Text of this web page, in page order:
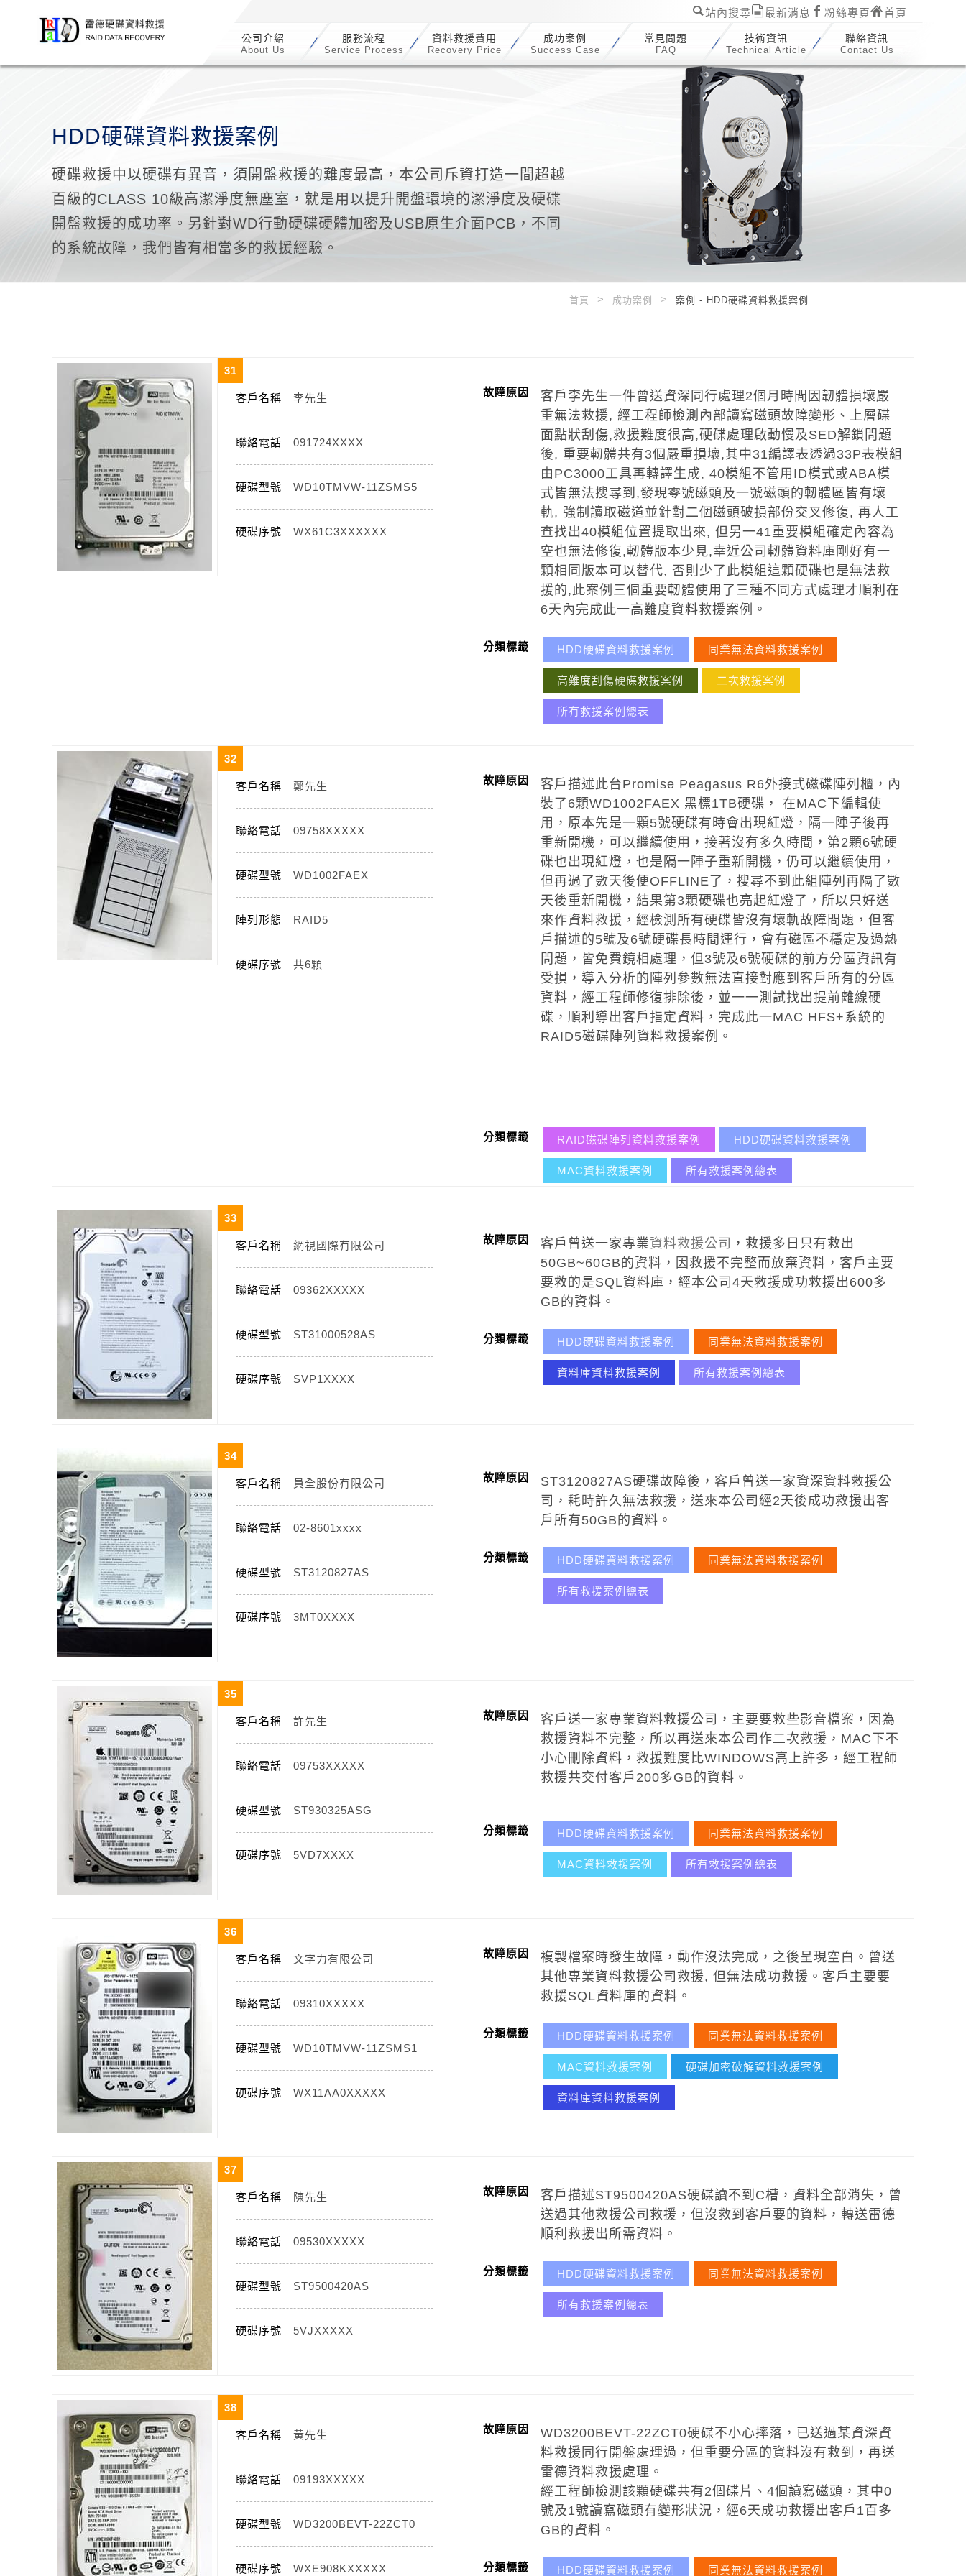
站內搜尋 最新消息 粉絲專頁 首頁
公司介紹
About Us
服務流程
Service Process
資料救援費用
Recovery Price
成功案例
Success Case
常見問題
FAQ
技術資訊
Technical Article
聯絡資訊
Contact Us
HDD硬碟資料救援案例
硬碟救援中以硬碟有異音，須開盤救援的難度最高，本公司斥資打造一間超越
百級的CLASS 10級高潔淨度無塵室，就是用以提升開盤環境的潔淨度及硬碟
開盤救援的成功率。另針對WD行動硬碟硬體加密及USB原生介面PCB，不同
的系統故障，我們皆有相當多的救援經驗。
首頁 成功案例 案例 - HDD硬碟資料救援案例
31
客戶名稱 李先生
聯絡電話 091724XXXX
硬碟型號 WD10TMVW-11ZSMS5
硬碟序號 WX61C3XXXXXX
故障原因
客戶李先生一件曾送資深同行處理2個月時間因韌體損壞嚴
重無法救援, 經工程師檢測內部讀寫磁頭故障變形、上層碟
面點狀刮傷,救援難度很高,硬碟處理啟動慢及SED解鎖問題
後, 重要軔體共有3個嚴重損壞,其中31編譯表透過33P表模組
由PC3000工具再轉譯生成, 40模組不管用ID模式或ABA模
式皆無法搜尋到,發現零號磁頭及一號磁頭的軔體區皆有壞
軌, 強制讀取磁道並針對二個磁頭破損部份交叉修復, 再人工
查找出40模組位置提取出來, 但另一41重要模組確定內容為
空也無法修復,軔體版本少見,幸近公司軔體資料庫剛好有一
顆相同版本可以替代, 否則少了此模組這顆硬碟也是無法救
援的,此案例三個重要軔體使用了三種不同方式處理才順利在
6天內完成此一高難度資料救援案例。
分類標籤 HDD硬碟資料救援案例 同業無法資料救援案例
高難度刮傷硬碟救援案例 二次救援案例
所有救援案例總表
32
客戶名稱 鄭先生
聯絡電話 09758XXXXX
硬碟型號 WD1002FAEX
陣列形態 RAID5
硬碟序號 共6顆
故障原因
客戶描述此台Promise Peagasus R6外接式磁碟陣列櫃，內
裝了6顆WD1002FAEX 黑標1TB硬碟， 在MAC下編輯使
用，原本先是一顆5號硬碟有時會出現紅燈，隔一陣子後再
重新開機，可以繼續使用，接著沒有多久時間，第2顆6號硬
碟也出現紅燈，也是隔一陣子重新開機，仍可以繼續使用，
但再過了數天後便OFFLINE了，搜尋不到此組陣列再隔了數
天後重新開機，結果第3顆硬碟也亮起紅燈了，所以只好送
來作資料救援，經檢測所有硬碟皆沒有壞軌故障問題，但客
戶描述的5號及6號硬碟長時間運行，會有磁區不穩定及過熱
問題，皆免費鏡相處理，但3號及6號硬碟的前方分區資訊有
受損，導入分析的陣列參數無法直接對應到客戶所有的分區
資料，經工程師修復排除後，並一一測試找出提前離線硬
碟，順利導出客戶指定資料，完成此一MAC HFS+系統的
RAID5磁碟陣列資料救援案例。
分類標籤 RAID磁碟陣列資料救援案例 HDD硬碟資料救援案例
MAC資料救援案例 所有救援案例總表
33
客戶名稱 網視國際有限公司
聯絡電話 09362XXXXX
硬碟型號 ST31000528AS
硬碟序號 SVP1XXXX
故障原因 客戶曾送一家專業資料救援公司 ，救援多日只有救出
50GB~60GB的資料，因救援不完整而放棄資料，客戶主要
要救的是SQL資料庫，經本公司4天救援成功救援出600多
GB的資料。
分類標籤 HDD硬碟資料救援案例 同業無法資料救援案例
資料庫資料救援案例 所有救援案例總表
34
客戶名稱 員全股份有限公司
聯絡電話 02-8601xxxx
硬碟型號 ST3120827AS
硬碟序號 3MT0XXXX
故障原因
ST3120827AS硬碟故障後，客戶曾送一家資深資料救援公
司，耗時許久無法救援，送來本公司經2天後成功救援出客
戶所有50GB的資料。
分類標籤 HDD硬碟資料救援案例 同業無法資料救援案例
所有救援案例總表
35
客戶名稱 許先生
聯絡電話 09753XXXXX
硬碟型號 ST930325ASG
硬碟序號 5VD7XXXX
故障原因
客戶送一家專業資料救援公司，主要要救些影音檔案，因為
救援資料不完整，所以再送來本公司作二次救援，MAC下不
小心刪除資料，救援難度比WINDOWS高上許多，經工程師
救援共交付客戶200多GB的資料。
分類標籤 HDD硬碟資料救援案例 同業無法資料救援案例
MAC資料救援案例 所有救援案例總表
36
客戶名稱 文字力有限公司
聯絡電話 09310XXXXX
硬碟型號 WD10TMVW-11ZSMS1
硬碟序號 WX11AA0XXXXX
故障原因
複製檔案時發生故障，動作沒法完成，之後呈現空白。曾送
其他專業資料救援公司救援, 但無法成功救援。客戶主要要
救援SQL資料庫的資料。
分類標籤 HDD硬碟資料救援案例 同業無法資料救援案例
MAC資料救援案例 硬碟加密破解資料救援案例
資料庫資料救援案例
37
客戶名稱 陳先生
聯絡電話 09530XXXXX
硬碟型號 ST9500420AS
硬碟序號 5VJXXXXX
故障原因
客戶描述ST9500420AS硬碟讀不到C槽，資料全部消失，曾
送過其他救援公司救援，但沒救到客戶要的資料，轉送雷德
順利救援出所需資料。
分類標籤 HDD硬碟資料救援案例 同業無法資料救援案例
所有救援案例總表
38
客戶名稱 黃先生
聯絡電話 09193XXXXX
硬碟型號 WD3200BEVT-22ZCT0
硬碟序號 WXE908KXXXXX
故障原因
WD3200BEVT-22ZCT0硬碟不小心摔落，已送過某資深資
料救援同行開盤處理過，但重要分區的資料沒有救到，再送
雷德資料救援處理。
經工程師檢測該顆硬碟共有2個碟片、4個讀寫磁頭，其中0
號及1號讀寫磁頭有變形狀況，經6天成功救援出客戶1百多
GB的資料。
分類標籤 HDD硬碟資料救援案例 同業無法資料救援案例